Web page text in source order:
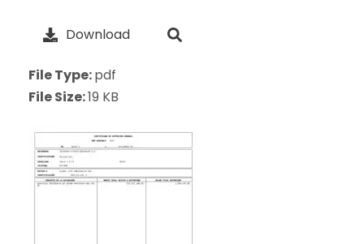
Download
File Type:pdf
File Size:19 KB